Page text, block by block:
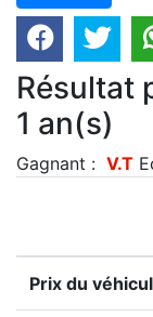
Résultat
1 an(s)
Gagnant : V.T
Prix du